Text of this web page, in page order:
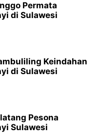
Permata
di Sulawesi
Keindahan
di Sulawesi
Pesona
Sulawesi